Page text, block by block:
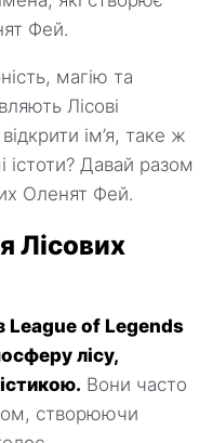
Фей.
магію та
Лісові
ім’я, таке ж
істоти? Давай разом
Оленят Фей.
Лісових
League of Legends
лісу,
Вони часто
створюючи